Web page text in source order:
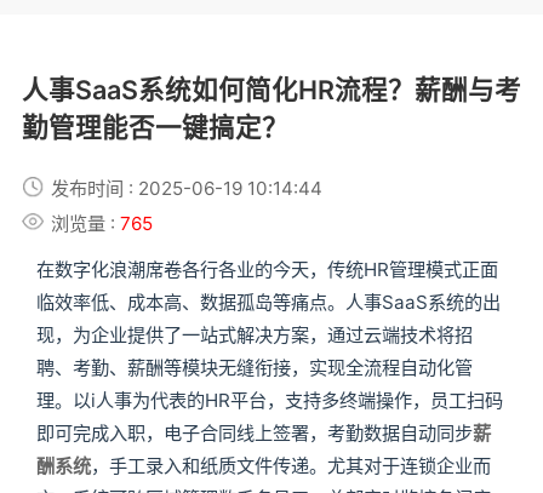
人事SaaS系统如何简化HR流程？薪酬与考
勤管理能否一键搞定？
发布时间 : 2025-06-19 10:14:44
浏览量 : 765
在数字化浪潮席卷各行各业的今天，传统HR管理模式正面
临效率低、成本高、数据孤岛等痛点。人事SaaS系统的出
现，为企业提供了一站式解决方案，通过云端技术将招
聘、考勤、薪酬等模块无缝衔接，实现全流程自动化管
理。以i人事为代表的HR平台，支持多终端操作，员工扫码
即可完成入职，电子合同线上签署，考勤数据自动同步薪
酬系统，手工录入和纸质文件传递。尤其对于连锁企业而